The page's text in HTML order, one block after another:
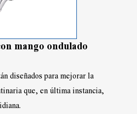
mango ondulado
diseñados para mejorar la
que, en última instancia,